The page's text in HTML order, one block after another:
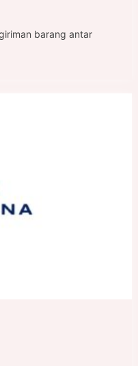
barang antar